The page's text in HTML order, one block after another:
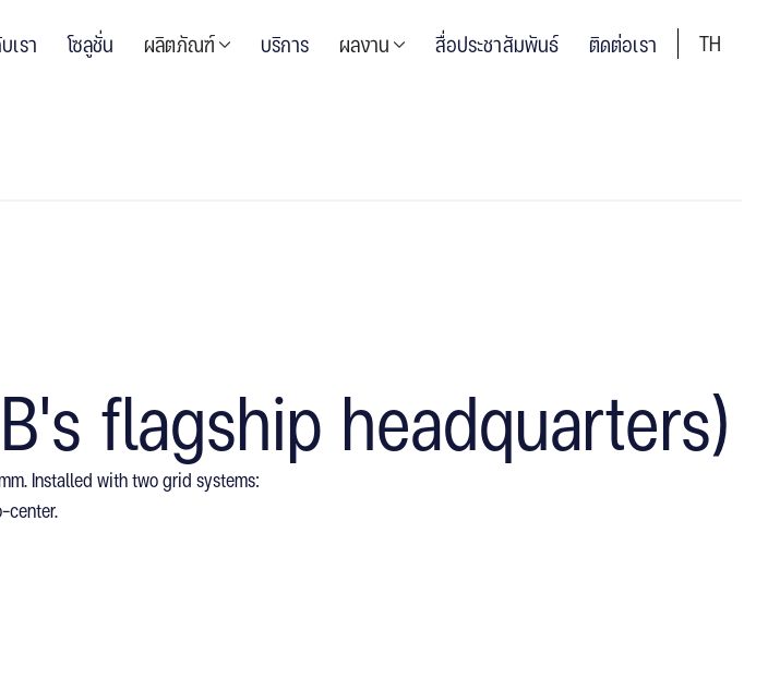
เรา โซลูชั่น ผลิตภัณฑ์ บริการ ผลงาน สื่อประชาสัมพันธ์ ติดต่อเรา TH
flagship headquarters)
Installed with two grid systems:
center.